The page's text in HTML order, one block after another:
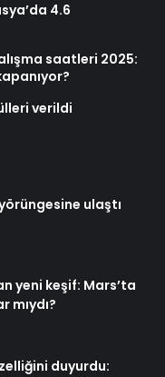
4.6
saatleri 2025:
verildi
ulaştı
yeni keşif: Mars’ta
mıydı?
duyurdu: